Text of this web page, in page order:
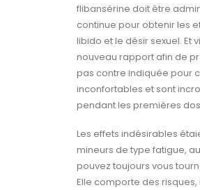
flibansérine doit être
continue pour obtenir les
libido et le désir sexuel. Et
nouveau rapport afin de
pas contre indiquée pour
inconfortables et sont
pendant les premières
Les effets indésirables
mineurs de type fatigue,
pouvez toujours vous
Elle comporte des risques,